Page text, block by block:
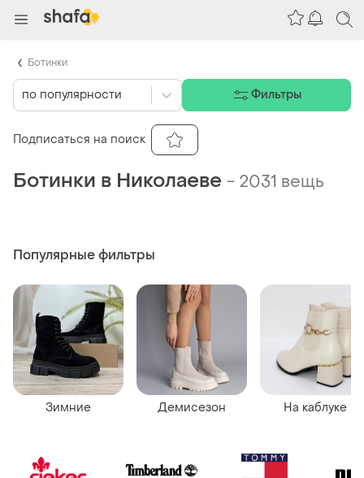
Ботинки в Николаеве - 2031 вещь
Популярные фильтры
Зимние Демисезон На каблуке
по популярности Фильтры
Подписаться на поиск
Ботинки